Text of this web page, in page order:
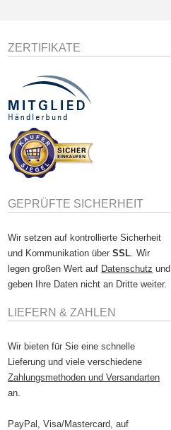
ZERTIFIKATE
GEPRÜFTE SICHERHEIT
Wir setzen auf kontrollierte Sicherheit
und Kommunikation überSSL . Wir
legen großen Wert auf Datenschutz und
geben Ihre Daten nicht an Dritte weiter.
LIEFERN & ZAHLEN
Wir bieten für Sie eine schnelle
Lieferung und viele verschiedene
Zahlungsmethoden und Versandarten
an.
PayPal, Visa/Mastercard, auf